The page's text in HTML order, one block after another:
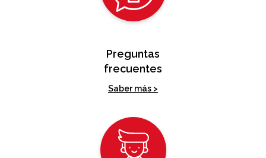
Preguntas
frecuentes
Saber más >